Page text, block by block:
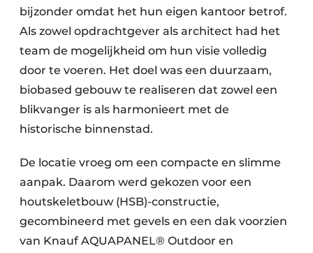
bijzonder omdat het hun eigen kantoor betrof.
Als zowel opdrachtgever als architect had het
team de mogelijkheid om hun visie volledig
door te voeren. Het doel was een duurzaam,
biobased gebouw te realiseren dat zowel een
blikvanger is als harmonieert met de
historische binnenstad.
De locatie vroeg om een compacte en slimme
aanpak. Daarom werd gekozen voor een
houtskeletbouw (HSB)-constructie,
gecombineerd met gevels en een dak voorzien
van Knauf AQUAPANEL® Outdoor en